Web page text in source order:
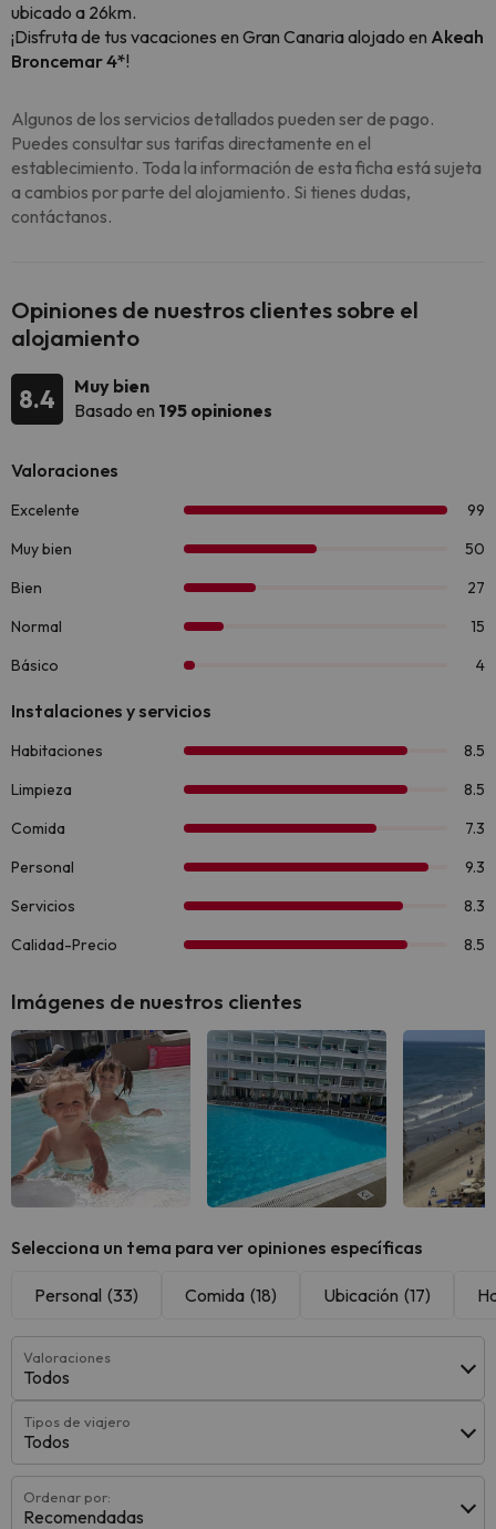
ubicado a 26km.
¡Disfruta de tus vacaciones en Gran Canaria alojado en Akeah
Broncemar 4*!
Algunos de los servicios detallados pueden ser de pago.
Puedes consultar sus tarifas directamente en el
establecimiento. Toda la información de esta ficha está sujeta
a cambios por parte del alojamiento. Si tienes dudas,
contáctanos.
Opiniones de nuestros clientes sobre el
alojamiento
8.4
Muy bien
Basado en 195 opiniones
Imágenes de nuestros clientes
Selecciona un tema para ver opiniones específicas
Personal (33) Comida (18) Ubicación (17)
Valoraciones
Todos
Tipos de viajero
Todos
Ordenar por:
Recomendadas